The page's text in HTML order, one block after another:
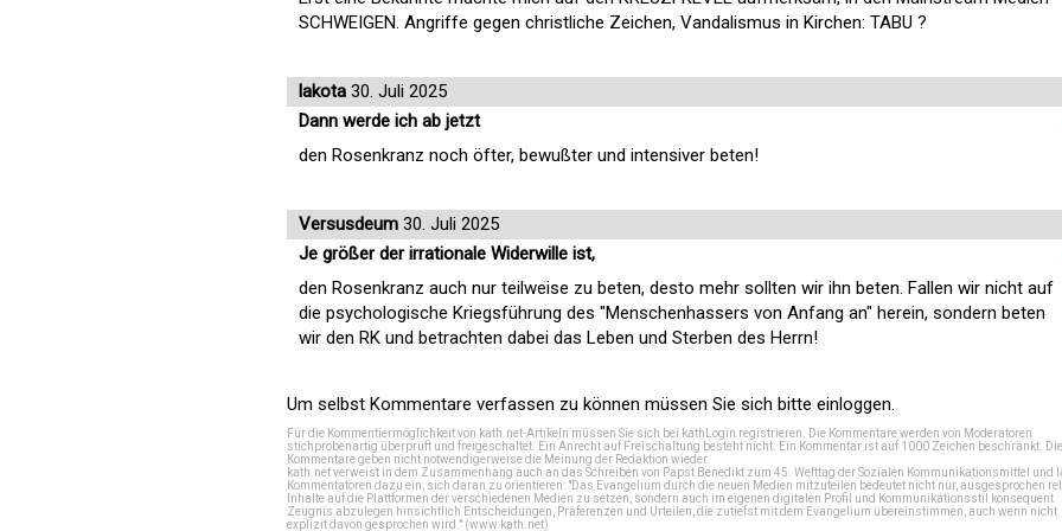
SCHWEIGEN. Angriffe gegen christliche Zeichen, Vandalismus in Kirchen: TABU ?
lakota 30. Juli 2025
Dann werde ich ab jetzt
den Rosenkranz noch öfter, bewußter und intensiver beten!
Versusdeum 30. Juli 2025
Je größer der irrationale Widerwille ist,
den Rosenkranz auch nur teilweise zu beten, desto mehr sollten wir ihn beten. Fallen wir nicht auf
die psychologische Kriegsführung des "Menschenhassers von Anfang an" herein, sondern beten
wir den RK und betrachten dabei das Leben und Sterben des Herrn!
Um selbst Kommentare verfassen zu können müssen Sie sich bitte einloggen.
Für die Kommentiermöglichkeit von kath.net-Artikeln müssen Sie sich bei kathLogin registrieren . Die Kommentare werden von Moderatoren
stichprobenartig überprüft und freigeschaltet. Ein Anrecht auf Freischaltung besteht nicht. Ein Kommentar ist auf 1000 Zeichen beschränkt. Die
Kommentare geben nicht notwendigerweise die Meinung der Redaktion wieder.
kath.net verweist in dem Zusammenhang auch an das Schreiben von Papst Benedikt zum 45. Welttag der Sozialen Kommunikationsmittel und
Kommentatoren dazu ein, sich daran zu orientieren: "Das Evangelium durch die neuen Medien mitzuteilen bedeutet nicht nur, ausgesprochen
Inhalte auf die Plattformen der verschiedenen Medien zu setzen, sondern auch im eigenen digitalen Profil und Kommunikationsstil konsequent
Zeugnis abzulegen hinsichtlich Entscheidungen, Präferenzen und Urteilen, die zutiefst mit dem Evangelium übereinstimmen, auch wenn nicht
explizit davon gesprochen wird." (www.kath.net)